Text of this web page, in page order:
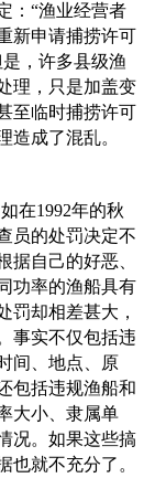
：“渔业经营者
新申请捕捞许可
，许多县级渔
理，只是加盖变
至临时捕捞许可
造成了混乱。
在1992年的秋
员的处罚决定不
据自己的好恶、
功率的渔船具有
罚却相差甚大，
事实不仅包括违
间、地点、原
包括违规渔船和
大小、隶属单
况。如果这些搞
也就不充分了。